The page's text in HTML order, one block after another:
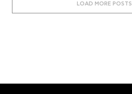
LOAD MORE POSTS